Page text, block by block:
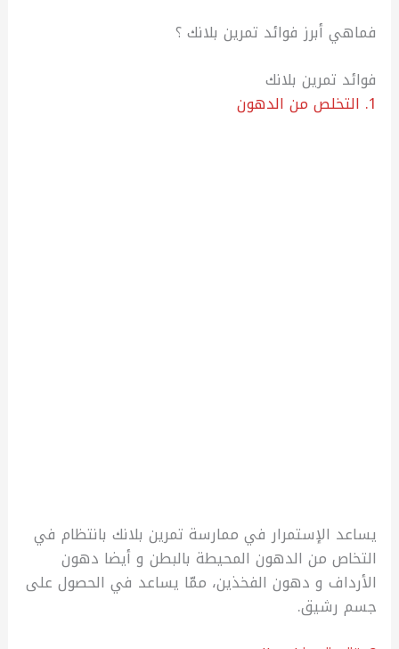
فماهي أبرز فوائد تمرين بلانك ؟
فوائد تمرين بلانك
1. التخلص من الدهون
يساعد الإستمرار في ممارسة تمرين بلانك بانتظام في
التخاص من الدهون المحيطة بالبطن و أيضا دهون
الأرداف و دهون الفخذين، ممّا يساعد في الحصول على
جسم رشيق.